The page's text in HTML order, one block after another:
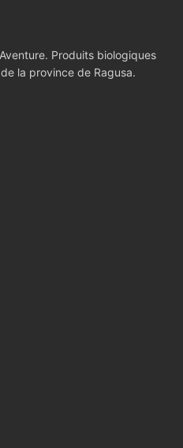
Produits biologiques
la province de Ragusa.